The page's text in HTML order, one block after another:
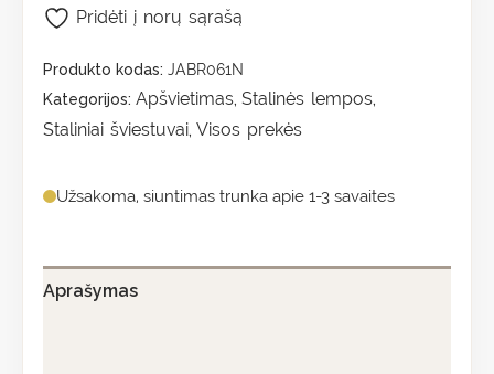
Produkto kodas: JABR061N
Kategorijos: Apšvietimas, Stalinės lempos,
Staliniai šviestuvai, Visos prekės
Užsakoma, siuntimas trunka apie 1-3 savaites
Pridėti į norų sąrašą
Aprašymas